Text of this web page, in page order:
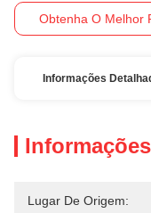
Obtenha O Melhor
Informações
Lugar De Origem: